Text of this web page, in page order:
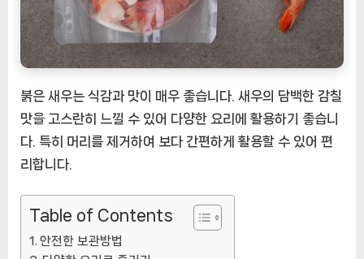
ㅣ
추
천
상
붉은 새우는 식감과 맛이 매우 좋습니다. 새우의 담백한 감칠
맛을 고스란히 느낄 수 있어 다양한 요리에 활용하기 좋습니
다. 특히 머리를 제거하여 보다 간편하게 활용할 수 있어 편
리합니다.
Table of Contents
안전한 보관방법